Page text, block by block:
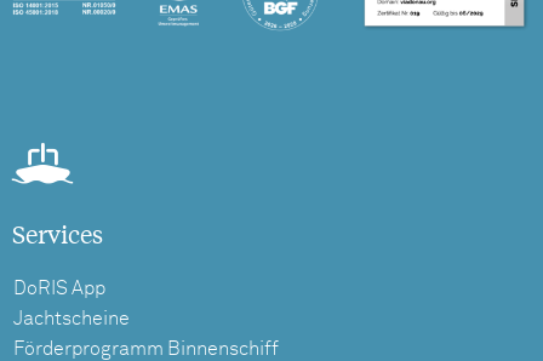
Services
DoRIS App
Jachtscheine
Förderprogramm Binnenschiff